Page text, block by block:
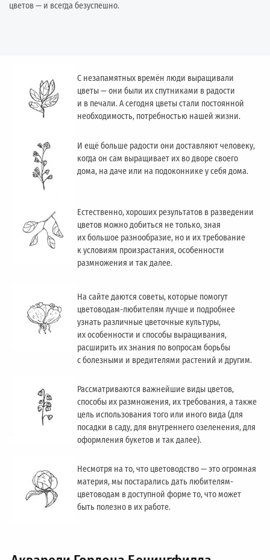
цветов — и всегда безуспешно.
С незапамятных времён люди выращивали
цветы — они были их спутниками в радости
и в печали. А сегодня цветы стали постоянной
необходимость, потребностью нашей жизни.
И ещё больше радости они доставляют человеку,
когда он сам выращивает их во дворе своего
дома, на даче или на подоконнике у себя дома.
Естественно, хороших результатов в разведении
цветов можно добиться не только, зная
их большое разнообразие, но и их требование
к условиям произрастания, особенности
размножения и так далее.
На сайте даются советы, которые помогут
цветоводам-любителям лучше и подробнее
узнать различные цветочные культуры,
их особенности и способы выращивания,
расширить их знания по вопросам борьбы
с болезными и вредителями растений и другим.
Рассматриваются важнейшие виды цветов,
способы их размножения, их требования, а также
цель использования того или иного вида (для
посадки в саду, для внутреннего озеленения, для
оформления букетов и так далее).
Несмотря на то, что цветоводство — это огромная
материя, мы постарались дать любителям-
цветоводам в доступной форме то, что может
быть полезно в их работе.